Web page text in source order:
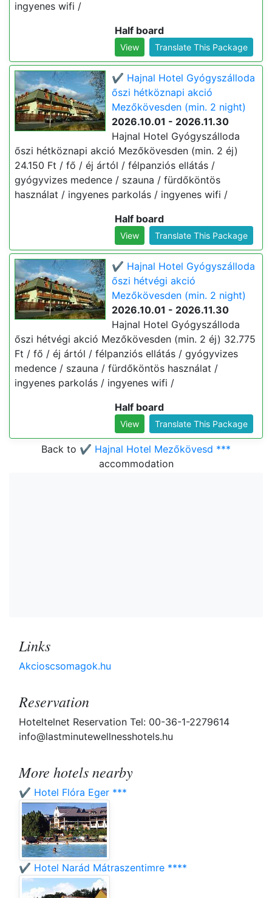
ingyenes wifi /
Half board
View Translate This Package
✔️ Hajnal Hotel Gyógyszálloda
őszi hétköznapi akció
Mezőkövesden (min. 2 night)
2026.10.01 - 2026.11.30
Hajnal Hotel Gyógyszálloda
őszi hétköznapi akció Mezőkövesden (min. 2 éj)
24.150 Ft / fő / éj ártól / félpanziós ellátás /
gyógyvizes medence / szauna / fürdőköntös
használat / ingyenes parkolás / ingyenes wifi /
Half board
View Translate This Package
✔️ Hajnal Hotel Gyógyszálloda
őszi hétvégi akció
Mezőkövesden (min. 2 night)
2026.10.01 - 2026.11.30
Hajnal Hotel Gyógyszálloda
őszi hétvégi akció Mezőkövesden (min. 2 éj) 32.775
Ft / fő / éj ártól / félpanziós ellátás / gyógyvizes
medence / szauna / fürdőköntös használat /
ingyenes parkolás / ingyenes wifi /
Half board
View Translate This Package
Back to ✔️ Hajnal Hotel Mezőkövesd ***
accommodation
Links
Akcioscsomagok.hu
Reservation
Hoteltelnet Reservation Tel: 00-36-1-2279614
info@lastminutewellnesshotels.hu
More hotels nearby
✔️ Hotel Flóra Eger ***
✔️ Hotel Narád Mátraszentimre ****